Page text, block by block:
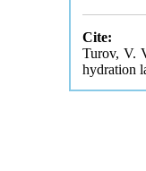
Cite:
Turov, V.
hydration